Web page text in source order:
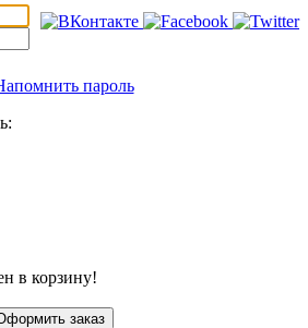
пароль
в корзину!
заказ